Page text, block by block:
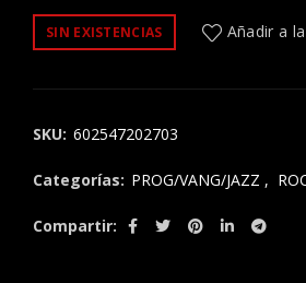
SIN EXISTENCIAS Añadir a
SKU: 602547202703
Categorías: PROG/VANG/JAZZ ,
Compartir